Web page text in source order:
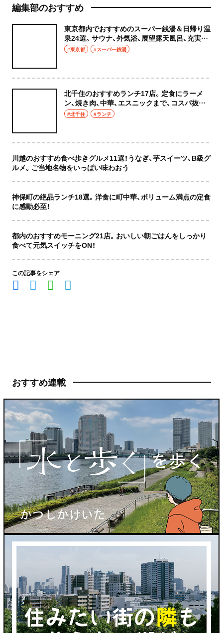
編集部のおすすめ
東京都内でおすすめのスーパー銭湯＆日帰り温
泉24選。サウナ、外気浴、展望露天風呂、充実の
癒やし空間へ
#東京都 #スーパー銭湯
北千住のおすすめランチ17店。定食にラーメ
ン、焼き肉、中華、エスニックまで、コスパ抜群
な店もおしゃれな店も網羅してご紹介！
#北千住 #ランチ
川越のおすすめ食べ歩きグルメ11選！うなぎ、芋スイーツ、B級グ
ルメ。ご当地名物をいっぱい味わおう
神保町の絶品ランチ18選。洋食に町中華、ボリューム満点の定食
に感動必至！
都内のおすすめモーニング21店。おいしい朝ごはんをしっかり
食べて元気スイッチをON！
この記事をシェア
おすすめ連載